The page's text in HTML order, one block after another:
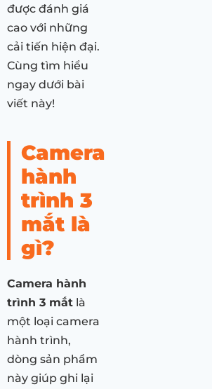
được đánh giá
cao với những
cải tiến hiện đại.
Cùng tìm hiểu
ngay dưới bài
viết này!
Camera
hành
trình 3
mắt là
gì?
Camera hành
trình 3 mắt là
một loại camera
hành trình,
dòng sản phẩm
này giúp ghi lại